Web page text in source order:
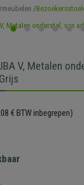
V, Metalen
€ BTW inbegrepen)